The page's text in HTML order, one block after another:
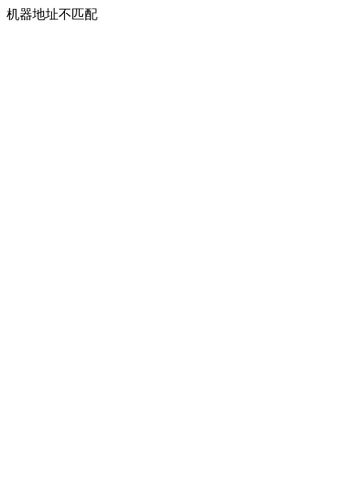
机器地址不匹配